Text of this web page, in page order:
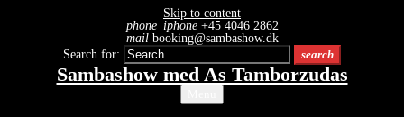
Skip to content
phone_iphone+45 4046 2862
mailbooking@sambashow.dk
Search for:
search
Sambashow med As Tamborzudas